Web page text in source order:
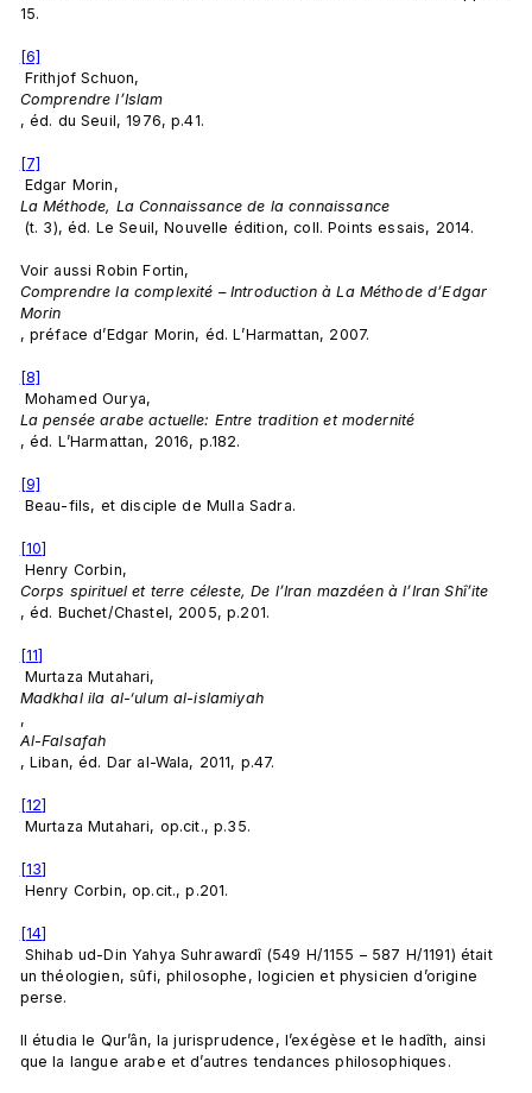
15.
[6]
Frithjof Schuon,
Comprendre l’Islam
, éd. du Seuil, 1976, p.41.
[7]
Edgar Morin,
La Méthode, La Connaissance de la connaissance
(t. 3), éd. Le Seuil, Nouvelle édition, coll. Points essais, 2014.
Voir aussi Robin Fortin,
Comprendre la complexité – Introduction à La Méthode d’Edgar
Morin
, préface d’Edgar Morin, éd. L’Harmattan, 2007.
[8]
Mohamed Ourya,
La pensée arabe actuelle: Entre tradition et modernité
, éd. L’Harmattan, 2016, p.182.
[9]
Beau-fils, et disciple de Mulla Sadra.
[10]
Henry Corbin,
Corps spirituel et terre céleste, De l’Iran mazdéen à l’Iran Shî’ite
, éd. Buchet/Chastel, 2005, p.201.
[11]
Murtaza Mutahari,
Madkhal ila al-‘ulum al-islamiyah
,
Al-Falsafah
, Liban, éd. Dar al-Wala, 2011, p.47.
[12]
Murtaza Mutahari, op.cit., p.35.
[13]
Henry Corbin, op.cit., p.201.
[14]
Shihab ud-Din Yahya Suhrawardî (549 H/1155 – 587 H/1191) était
un théologien, sûfi, philosophe, logicien et physicien d’origine
perse.
Il étudia le Qur’ân, la jurisprudence, l’exégèse et le hadîth, ainsi
que la langue arabe et d’autres tendances philosophiques.